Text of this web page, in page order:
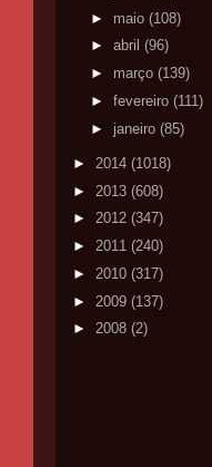
► maio (108)
► abril (96)
► março (139)
► fevereiro (111)
► janeiro (85)
► 2014 (1018)
► 2013 (608)
► 2012 (347)
► 2011 (240)
► 2010 (317)
► 2009 (137)
► 2008 (2)